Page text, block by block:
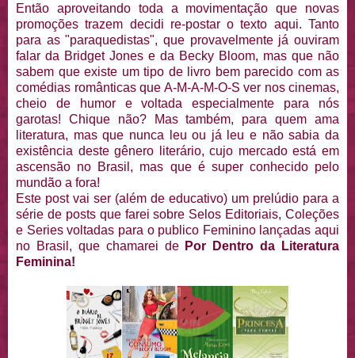
Então aproveitando toda a movimentação que novas
promoções trazem decidi re-postar o texto aqui. Tanto
para as "paraquedistas", que provavelmente já ouviram
falar da Bridget Jones e da Becky Bloom, mas que não
sabem que existe um tipo de livro bem parecido com as
comédias românticas que A-M-A-M-O-S ver nos cinemas,
cheio de humor e voltada especialmente para nós
garotas! Chique não? Mas também, para quem ama
literatura, mas que nunca leu ou já leu e não sabia da
existência deste gênero literário, cujo mercado está em
ascensão no Brasil, mas que é super conhecido pelo
mundão a fora!
Este post vai ser (além de educativo) um prelúdio para a
série de posts que farei sobre Selos Editoriais, Coleções
e Series voltadas para o publico Feminino lançadas aqui
no Brasil, que chamarei de Por Dentro da Literatura
Feminina!